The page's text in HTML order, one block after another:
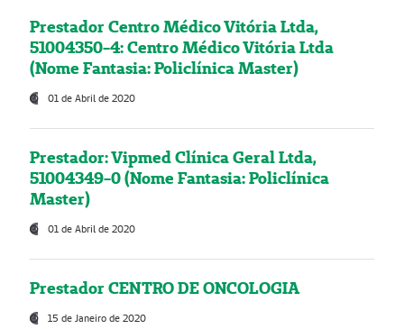
Prestador Centro Médico Vitória Ltda,
51004350-4: Centro Médico Vitória Ltda
(Nome Fantasia: Policlínica Master)
01 de Abril de 2020
Prestador: Vipmed Clínica Geral Ltda,
51004349-0 (Nome Fantasia: Policlínica
Master)
01 de Abril de 2020
Prestador CENTRO DE ONCOLOGIA
15 de Janeiro de 2020